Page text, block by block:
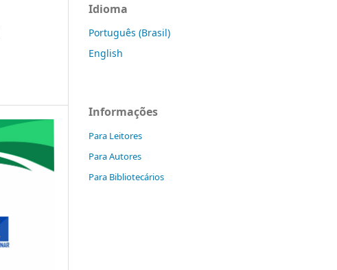
Idioma
Português (Brasil)
English
Informações
Para Leitores
Para Autores
Para Bibliotecários